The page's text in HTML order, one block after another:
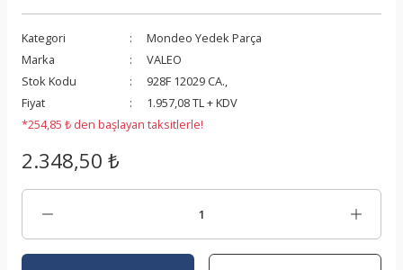
Kategori
Mondeo Yedek Parça
Marka
VALEO
Stok Kodu
928F 12029 CA.,
Fiyat
1.957,08 TL + KDV
*254,85 ₺ den başlayan taksitlerle!
2.348,50 ₺